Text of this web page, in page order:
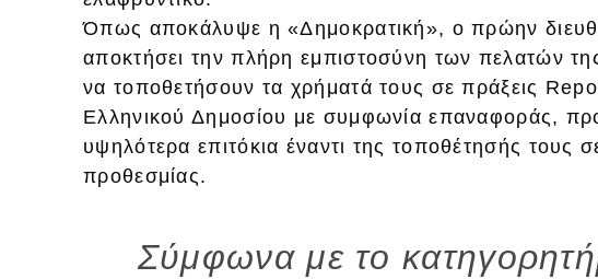
Όπως αποκάλυψε η «Δημοκρατική», ο πρώην
αποκτήσει την πλήρη εμπιστοσύνη των πελατών
να τοποθετήσουν τα χρήματά τους σε πράξεις
Ελληνικού Δημοσίου με συμφωνία επαναφοράς,
υψηλότερα επιτόκια έναντι της τοποθέτησής τους
προθεσμίας.
Σύμφωνα με το